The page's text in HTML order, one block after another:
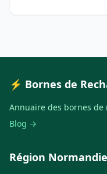
⚡ Bornes de
Annuaire des bornes de
Blog →
Région Normandie